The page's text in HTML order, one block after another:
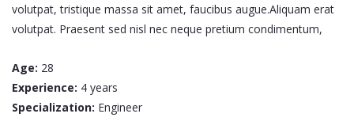
volutpat, tristique massa sit amet, faucibus augue.Aliquam erat
volutpat. Praesent sed nisl nec neque pretium condimentum,
Age: 28
Experience: 4 years
Specialization: Engineer